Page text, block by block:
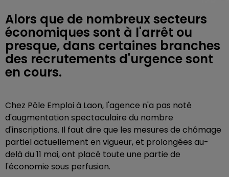
Alors que de nombreux secteurs
économiques sont à l'arrêt ou
presque, dans certaines branches
des recrutements d'urgence sont
en cours.
Chez Pôle Emploi à Laon, l'agence n'a pas noté
d'augmentation spectaculaire du nombre
d'inscriptions. Il faut dire que les mesures de chômage
partiel actuellement en vigueur, et prolongées au-
delà du 11 mai, ont placé toute une partie de
l'économie sous perfusion.